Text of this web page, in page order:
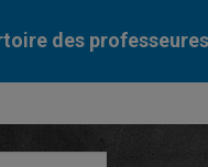
des